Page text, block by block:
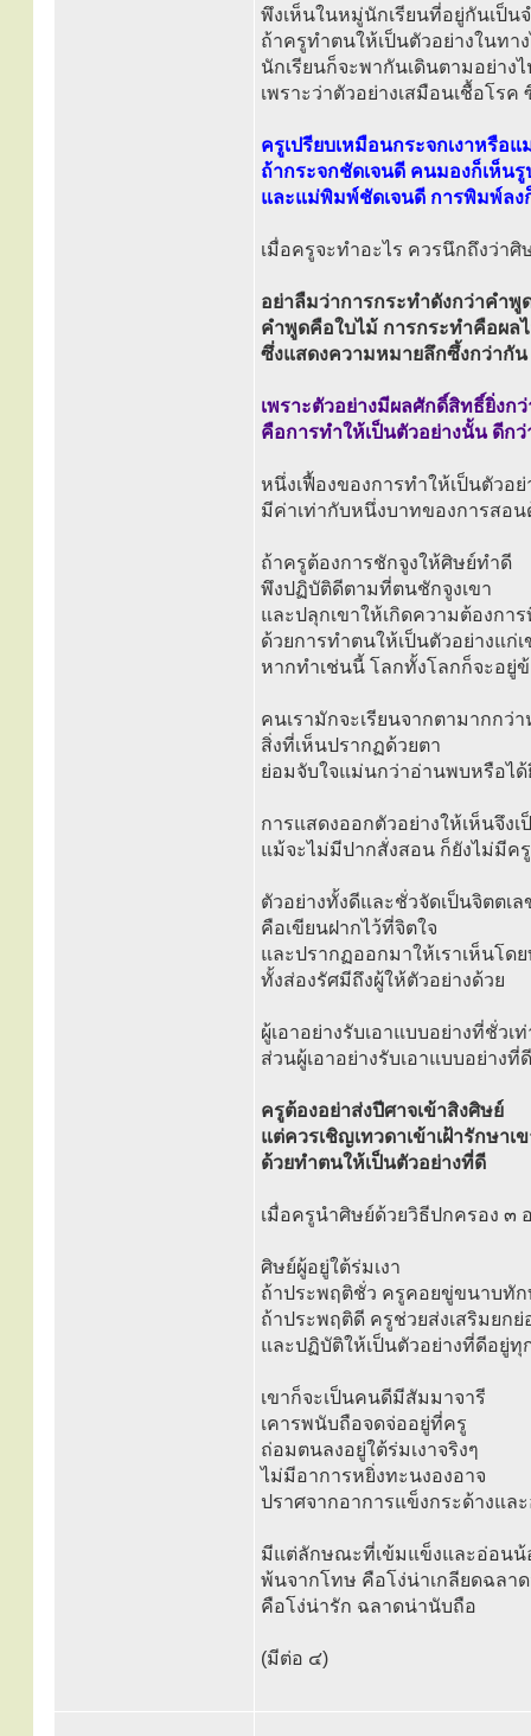
พึงเห็นในหมู่นักเรียนที่อยู่กันเป็น
ถ้าครูทำตนให้เป็นตัวอย่างในทา
นักเรียนก็จะพากันเดินตามอย่าง
เพราะว่าตัวอย่างเสมือนเชื้อโร
ครูเปรียบเหมือนกระจกเงาหรือ
ถ้ากระจกชัดเจนดี คนมองก็เห็นรู
และแม่พิมพ์ชัดเจนดี การพิมพ์ลง
เมื่อครูจะทำอะไร ควรนึกถึงว่าศิ
อย่าลืมว่าการกระทำดังกว่าคำพู
คำพูดคือใบไม้ การกระทำคือผล
ซึ่งแสดงความหมายลึกซึ้งกว่ากัน
เพราะตัวอย่างมีผลศักดิ์สิทธิ์ยิ่งก
คือการทำให้เป็นตัวอย่างนั้น ดีก
หนึ่งเฟื้องของการทำให้เป็นตัวอย่
มีค่าเท่ากับหนึ่งบาทของการสอน
ถ้าครูต้องการชักจูงให้ศิษย์ทำดี
พึงปฏิบัติดีตามที่ตนชักจูงเขา
และปลุกเขาให้เกิดความต้องกา
ด้วยการทำตนให้เป็นตัวอย่างแก่เ
หากทำเช่นนี้ โลกทั้งโลกก็จะอยู่
คนเรามักจะเรียนจากตามากกว่า
สิ่งที่เห็นปรากฏด้วยตา
ย่อมจับใจแม่นกว่าอ่านพบหรือได้
การแสดงออกตัวอย่างให้เห็นจึง
แม้จะไม่มีปากสั่งสอน ก็ยังไม่มีค
ตัวอย่างทั้งดีและชั่วจัดเป็นจิตตเล
คือเขียนฝากไว้ที่จิตใจ
และปรากฏออกมาให้เราเห็นโด
ทั้งส่องรัศมีถึงผู้ให้ตัวอย่างด้วย
ผู้เอาอย่างรับเอาแบบอย่างที่ชั่วเ
ส่วนผู้เอาอย่างรับเอาแบบอย่างที่
ครูต้องอย่าส่งปีศาจเข้าสิงศิษย์
แต่ควรเชิญเทวดาเข้าเฝ้ารักษาเ
ด้วยทำตนให้เป็นตัวอย่างที่ดี
เมื่อครูนำศิษย์ด้วยวิธีปกครอง ๓
ศิษย์ผู้อยู่ใต้ร่มเงา
ถ้าประพฤติชั่ว ครูคอยขู่ขนาบทัก
ถ้าประพฤติดี ครูช่วยส่งเสริมยกย่
และปฏิบัติให้เป็นตัวอย่างที่ดีอยู่ทุ
เขาก็จะเป็นคนดีมีสัมมาจารี
เคารพนับถือจดจ่ออยู่ที่ครู
ถ่อมตนลงอยู่ใต้ร่มเงาจริงๆ
ไม่มีอาการหยิ่งทะนงองอาจ
ปราศจากอาการแข็งกระด้างแล
มีแต่ลักษณะที่เข้มแข็งและอ่อนน้
พ้นจากโทษ คือโง่น่าเกลียดฉลา
คือโง่น่ารัก ฉลาดน่านับถือ
(มีต่อ ๔)